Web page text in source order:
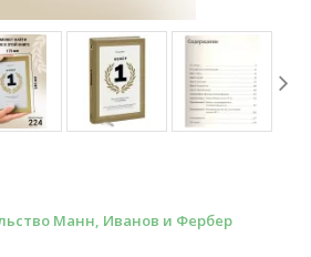
Манн, Иванов и Фербер